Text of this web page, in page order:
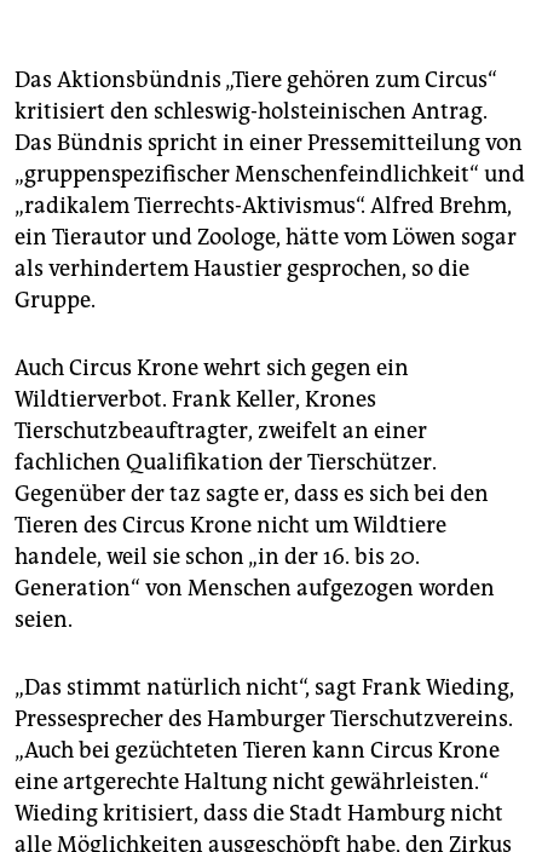
Zuschauerbereich.
Circus Roncalli verzichtetseit Mitte der neunziger
Jahre auf Wildtiere.In diesem Jahr wurden Tiere
komplett aus dem Programm gestrichen.
Auch die Bundestierärztekammerfordert seit Jahren
ein Verbot von Wildtieren im reisenden Zirkus.
Das Aktionsbündnis „Tiere gehören zum Circus“
kritisiert den schleswig-holsteinischen Antrag.
Das Bündnis spricht in einer Pressemitteilung von
„gruppenspezifischer Menschenfeindlichkeit“ und
„radikalem Tierrechts-Aktivismus“. Alfred Brehm,
ein Tierautor und Zoologe, hätte vom Löwen sogar
als verhindertem Haustier gesprochen, so die
Gruppe.
Auch Circus Krone wehrt sich gegen ein
Wildtierverbot. Frank Keller, Krones
Tierschutzbeauftragter, zweifelt an einer
fachlichen Qualifikation der Tierschützer.
Gegenüber der taz sagte er, dass es sich bei den
Tieren des Circus Krone nicht um Wildtiere
handele, weil sie schon „in der 16. bis 20.
Generation“ von Menschen aufgezogen worden
seien.
„Das stimmt natürlich nicht“, sagt Frank Wieding,
Pressesprecher des Hamburger Tierschutzvereins.
„Auch bei gezüchteten Tieren kann Circus Krone
eine artgerechte Haltung nicht gewährleisten.“
Wieding kritisiert, dass die Stadt Hamburg nicht
alle Möglichkeiten ausgeschöpft habe, den Zirkus